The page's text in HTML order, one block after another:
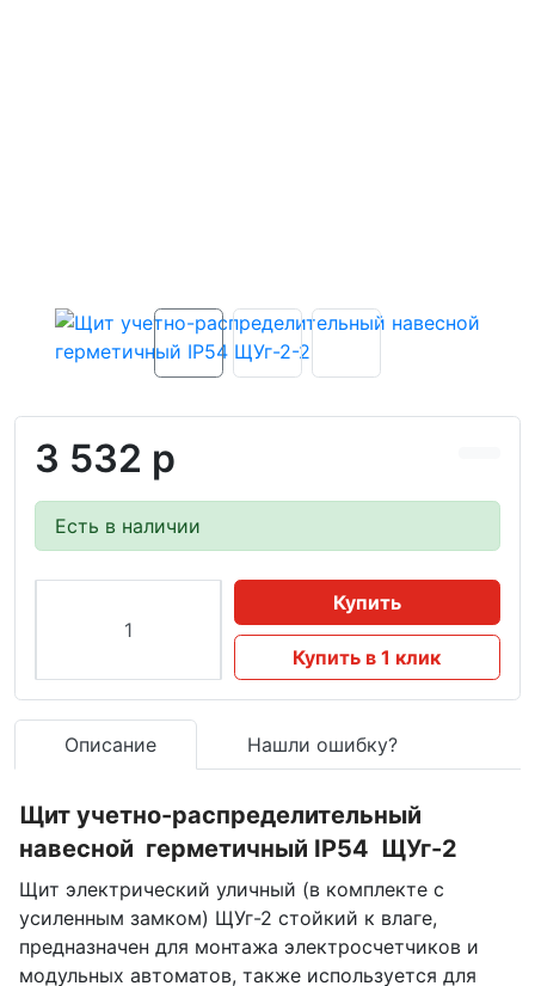
3 532 р
Есть в наличии
Купить
Купить в 1 клик
Описание Нашли ошибку?
Щит учетно-распределительный
навесной герметичный IP54 ЩУг-2
Щит электрический уличный (в комплекте с
усиленным замком) ЩУг-2 стойкий к влаге,
предназначен для монтажа электросчетчиков и
модульных автоматов, также используется для